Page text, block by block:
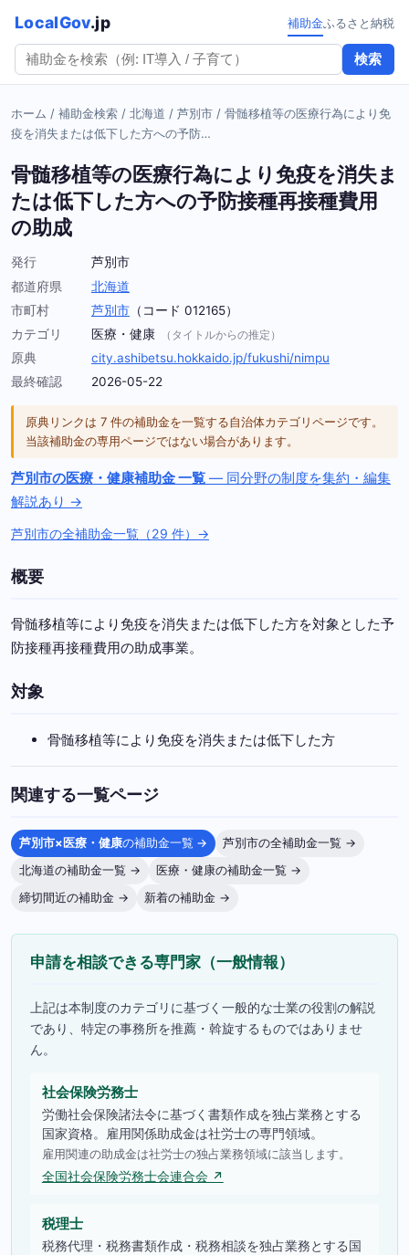
LocalGov.jp
検索
補助金ふるさと納税
ホーム / 補助金検索 / 北海道 / 芦別市 / 骨髄移植等の医療行為により免
疫を消失または低下した方への予防…
骨髄移植等の医療行為により免疫を消失ま
たは低下した方への予防接種再接種費用
の助成
発行
芦別市
都道府県
北海道
市町村
芦別市 （コード 012165）
カテゴリ
医療・健康 （タイトルからの推定）
原典
city.ashibetsu.hokkaido.jp/fukushi/nimpu
最終確認
2026-05-22
原典リンクは 7 件の補助金を一覧する自治体カテゴリページです。
当該補助金の専用ページではない場合があります。
芦別市の医療・健康補助金 一覧 — 同分野の制度を集約・編集
解説あり →
芦別市の全補助金一覧（29 件）→
概要
骨髄移植等により免疫を消失または低下した方を対象とした予
防接種再接種費用の助成事業。
対象
骨髄移植等により免疫を消失または低下した方
関連する一覧ページ
芦別市×医療・健康の補助金一覧 →
芦別市の全補助金一覧 →
北海道の補助金一覧 →
医療・健康の補助金一覧 →
締切間近の補助金 →
新着の補助金 →
申請を相談できる専門家（一般情報）
上記は本制度のカテゴリに基づく一般的な士業の役割の解説
であり、特定の事務所を推薦・斡旋するものではありませ
ん。
社会保険労務士
労働社会保険諸法令に基づく書類作成を独占業務とする
国家資格。雇用関係助成金は社労士の専門領域。
雇用関連の助成金は社労士の独占業務領域に該当します。
全国社会保険労務士会連合会 ↗
税理士
税務代理・税務書類作成・税務相談を独占業務とする国